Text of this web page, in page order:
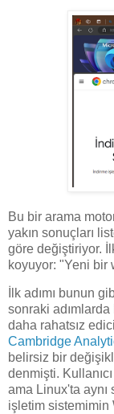
Bu bir arama
yakın sonuçları
göre değiştiriyor.
koyuyor: "Yeni bir
İlk adımı bunun
sonraki adımlarda
daha rahatsız
Cambridge
belirsiz bir
denmişti.
ama Linux'ta aynı
işletim sistemimin